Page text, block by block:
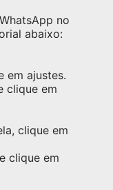
no
abaixo:
em ajustes.
clique em
clique em
clique em